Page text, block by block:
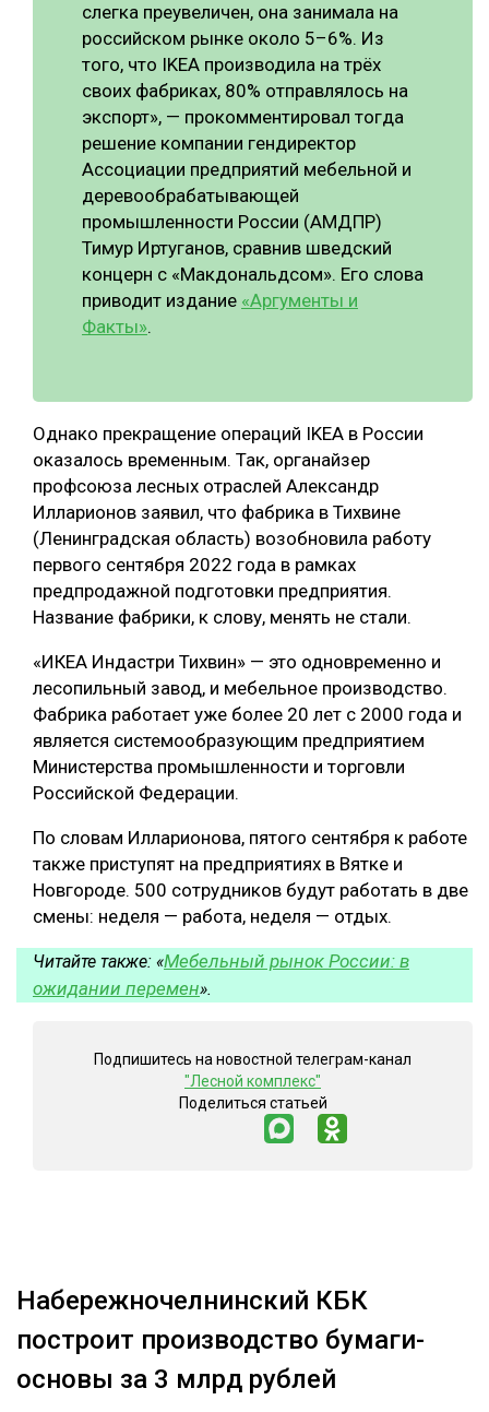
ЛЕСОПИЛЕНИЕ
ДЕРЕВЯННОЕ ДОМОСТРОЕНИЕ
БЕЗОПАСНОЕ ПРОИЗВОДСТВО
СОРТИРОВКА ДРЕВЕСИНЫ
СУШКА ДРЕВЕСИНЫ
МЕБЕЛЬНОЕ ПРОИЗВОДСТВО
слегка преувеличен, она занимала на
российском рынке около 5–6%. Из
того, что IKEA производила на трёх
своих фабриках, 80% отправлялось на
экспорт», — прокомментировал тогда
решение компании гендиректор
Ассоциации предприятий мебельной и
деревообрабатывающей
промышленности России (АМДПР)
Тимур Иртуганов, сравнив шведский
концерн с «Макдональдсом». Его слова
приводит издание «Аргументы и
Факты».
Однако прекращение операций IKEA в России
оказалось временным. Так, органайзер
профсоюза лесных отраслей Александр
Илларионов заявил, что фабрика в Тихвине
(Ленинградская область) возобновила работу
первого сентября 2022 года в рамках
предпродажной подготовки предприятия.
Название фабрики, к слову, менять не стали.
«ИКЕА Индастри Тихвин» — это одновременно и
лесопильный завод, и мебельное производство.
Фабрика работает уже более 20 лет с 2000 года и
является системообразующим предприятием
Министерства промышленности и торговли
Российской Федерации.
По словам Илларионова, пятого сентября к работе
также приступят на предприятиях в Вятке и
Новгороде. 500 сотрудников будут работать в две
смены: неделя — работа, неделя — отдых.
Читайте также: «Мебельный рынок России: в
ожидании перемен».
Подпишитесь на новостной телеграм-канал
"Лесной комплекс"
Поделиться статьей
Набережночелнинский КБК
построит производство бумаги-
основы за 3 млрд рублей